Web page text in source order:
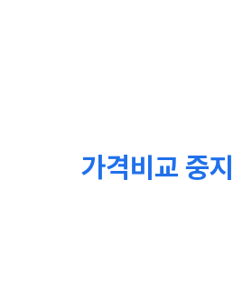
가격비교 중지